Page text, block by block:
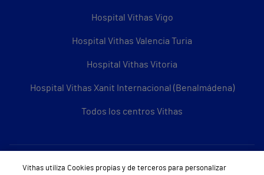
Hospital Vithas Vigo
Hospital Vithas Valencia Turia
Hospital Vithas Vitoria
Hospital Vithas Xanit Internacional (Benalmádena)
Todos los centros Vithas
Sobre Vithas
Vithas utiliza Cookies propias y de terceros para personalizar